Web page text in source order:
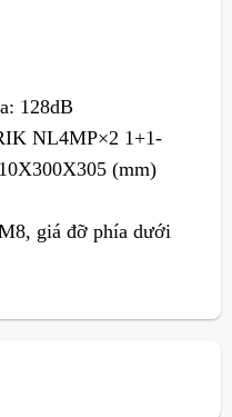
128dB
NL4MP×2 1+1-
(mm)
giá đỡ phía dưới